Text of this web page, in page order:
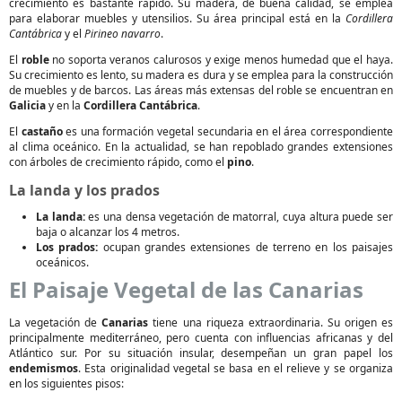
crecimiento es bastante rápido. Su madera, de buena calidad, se emplea
para elaborar muebles y utensilios. Su área principal está en la Cordillera
Cantábricay el Pirineo navarro.
El robleno soporta veranos calurosos y exige menos humedad que el haya.
Su crecimiento es lento, su madera es dura y se emplea para la construcción
de muebles y de barcos. Las áreas más extensas del roble se encuentran en
Galiciay en la Cordillera Cantábrica.
El castañoes una formación vegetal secundaria en el área correspondiente
al clima oceánico. En la actualidad, se han repoblado grandes extensiones
con árboles de crecimiento rápido, como el pino.
La landa y los prados
La landa:es una densa vegetación de matorral, cuya altura puede ser
baja o alcanzar los 4 metros.
Los prados: ocupan grandes extensiones de terreno en los paisajes
oceánicos.
El Paisaje Vegetal de las Canarias
La vegetación deCanarias tiene una riqueza extraordinaria. Su origen es
principalmente mediterráneo, pero cuenta con influencias africanas y del
Atlántico sur. Por su situación insular, desempeñan un gran papel los
endemismos. Esta originalidad vegetal se basa en el relieve y se organiza
en los siguientes pisos: